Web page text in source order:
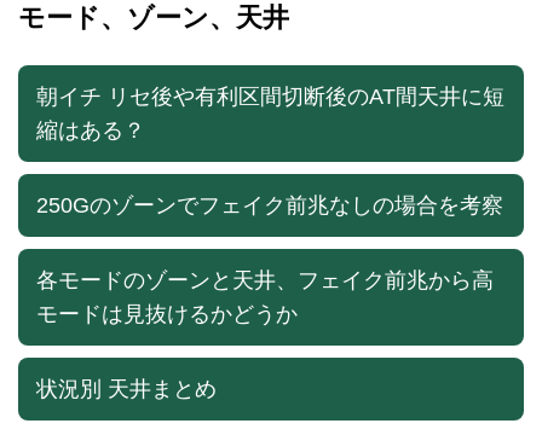
モード、ゾーン、天井
朝イチ リセ後や有利区間切断後のAT間天井に短
縮はある？
250Gのゾーンでフェイク前兆なしの場合を考察
各モードのゾーンと天井、フェイク前兆から高
モードは見抜けるかどうか
状況別 天井まとめ